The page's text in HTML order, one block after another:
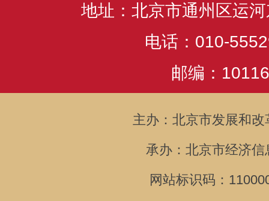
地址：北京市通州区运
电话：010-
邮编：
主办：北京市发展和改
承办：北京市经济信
网站标识码：